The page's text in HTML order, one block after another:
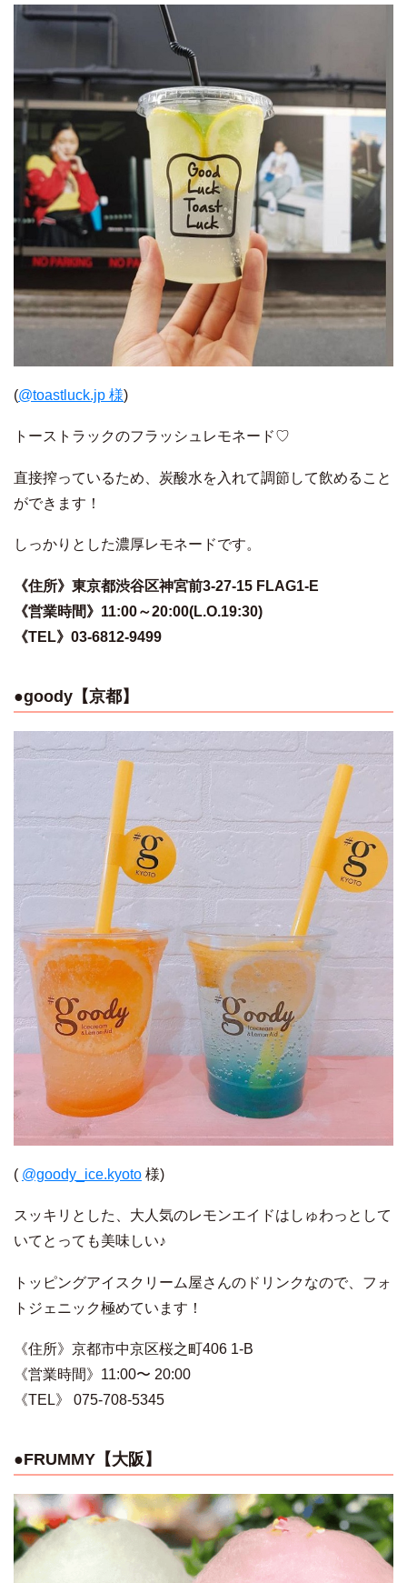
(@toastluck.jp 様)
トーストラックのフラッシュレモネード♡
直接搾っているため、炭酸水を入れて調節して飲めること
ができます！
しっかりとした濃厚レモネードです。
《住所》東京都渋谷区神宮前3-27-15 FLAG1-E
《営業時間》11:00～20:00(L.O.19:30)
《TEL》03-6812-9499
●goody【京都】
( @goody_ice.kyoto 様)
スッキリとした、大人気のレモンエイドはしゅわっとして
いてとっても美味しい♪
トッピングアイスクリーム屋さんのドリンクなので、フォ
トジェニック極めています！
《住所》京都市中京区桜之町406 1-B
《営業時間》11:00〜 20:00
《TEL》
075-708-5345
●FRUMMY【大阪】